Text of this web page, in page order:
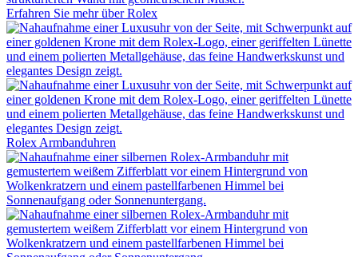
Erfahren Sie mehr überRolex
Rolex Armbanduhren